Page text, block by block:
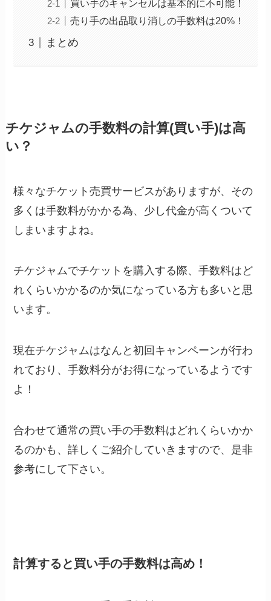
買い手のキャンセルは基本的に不可能！
売り手の出品取り消しの手数料は20%！
まとめ
チケジャムの手数料の計算(買い手)は高
い？
様々なチケット売買サービスがありますが、その
多くは手数料がかかる為、少し代金が高くついて
しまいますよね。
チケジャムでチケットを購入する際、手数料はど
れくらいかかるのか気になっている方も多いと思
います。
現在チケジャムはなんと初回キャンペーンが行わ
れており、手数料分がお得になっているようです
よ！
合わせて通常の買い手の手数料はどれくらいかか
るのかも、詳しくご紹介していきますので、是非
参考にして下さい。
計算すると買い手の手数料は高め！